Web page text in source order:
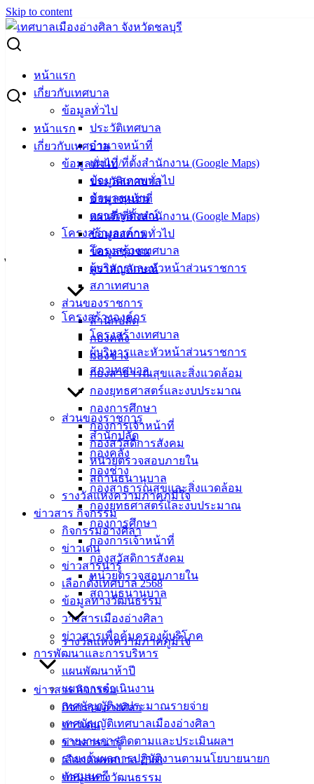
Skip to content
หน้าแรก
เกี่ยวกับเทศบาล
ข้อมูลทั่วไป
ประวัติเทศบาล
อำนาจหน้าที่
แผนที่/ที่ตั้งสำนักงาน (Google Maps)
ข้อมูลสภาพทั่วไป
ข้อมูลชุมชน
ตราสัญลักษณ์
โครงสร้างองค์กร
โครงสร้างเทศบาล
ผู้บริหารและหัวหน้าส่วนราชการ
สภาเทศบาล
ส่วนของราชการ
สำนักปลัด
กองคลัง
กองช่าง
กองสาธารณสุขและสิ่งแวดล้อม
กองยุทธศาสตร์และงบประมาณ
กองการศึกษา
กองการเจ้าหน้าที่
กองสวัสดิการสังคม
หน่วยตรวจสอบภายใน
สถานธนานุบาล
รางวัลแห่งความภาคภูมิใจ
ข่าวสาร กิจกรรม
กิจกรรมอ่างศิลา
ข่าวเด่น
ข่าวสารน่ารู้
เลือกตั้งเทศบาล 2568
ข้อมูลทางวัฒนธรรม
วารสารเมืองอ่างศิลา
ข่าวสารเพื่อคุ้มครองผู้บริโภค
การพัฒนาและการบริหาร
แผนพัฒนาห้าปี
แผนการดำเนินงาน
เทศบัญญัติงบประมาณรายจ่าย
เทศบัญญัติเทศบาลเมืองอ่างศิลา
รายงานการติดตามและประเมินผลฯ
รายงานผลการปฏิบัติงานตามนโยบายนายก
เทศมนตรี
หน้าแรก
เกี่ยวกับเทศบาล
ข้อมูลทั่วไป
ประวัติเทศบาล
อำนาจหน้าที่
แผนที่/ที่ตั้งสำนักงาน (Google Maps)
ข้อมูลสภาพทั่วไป
ข้อมูลชุมชน
ตราสัญลักษณ์
โครงสร้างองค์กร
โครงสร้างเทศบาล
ผู้บริหารและหัวหน้าส่วนราชการ
สภาเทศบาล
ส่วนของราชการ
สำนักปลัด
กองคลัง
กองช่าง
กองสาธารณสุขและสิ่งแวดล้อม
กองยุทธศาสตร์และงบประมาณ
กองการศึกษา
กองการเจ้าหน้าที่
กองสวัสดิการสังคม
หน่วยตรวจสอบภายใน
สถานธนานุบาล
รางวัลแห่งความภาคภูมิใจ
ข่าวสาร กิจกรรม
กิจกรรมอ่างศิลา
ข่าวเด่น
ข่าวสารน่ารู้
เลือกตั้งเทศบาล 2568
ข้อมูลทางวัฒนธรรม
Search for:
ประกาศคณะกรรมการขายทอดตลาดสำนักงานป้องกันและ
ปราบปรามยาเสพติด ภาค 2 สำนักงานป.ป.ส. เรื่อง ขายทอด
ตลาดทรัพย์สินที่ไม่เหมาะสมที่จะเก็บรักษาไว้ (ประเภทเครื่อง
ประดับ และยานพาหนะ) ครั้งที่ 6/2566
ประกาศคณะกรรมการขายทอดตลาด
สำนักงานป้องกันและปราบปรามยาเสพติด
ภาค 2 สำนักงานป.ป.ส. เรื่อง ขายทอด
ตลาดทรัพย์สินที่ไม่เหมาะสมที่จะเก็บรักษา
ไว้ (ประเภทเครื่องประดับ และยานพาหนะ)
ครั้งที่ 6/2566
เมษายน 27, 2023เมษายน 27, 2023
MX-M464N_20230427_100810ดาวน์โหลด
สำนักงาน
เทศบาลเมือง
อ่างศิลา 90/338
ม.3 ต.เสม็ด
อ.เมือง จ.ชลบุรี
038-
142-100-104
บริการ
ประชาชน
ดาวน์โหลด
แบบ
ฟอร์ม,